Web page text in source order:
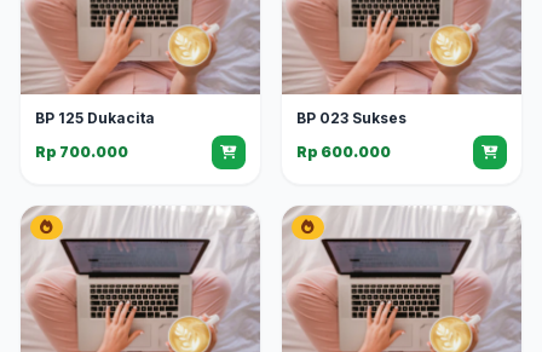
BP 125 Dukacita
Rp 700.000
BP 023 Sukses
Rp 600.000